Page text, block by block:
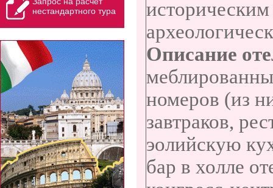
нестандартного тура
историческим
Описание
номеров (из
завтраков,
эолийскую
бар в холле